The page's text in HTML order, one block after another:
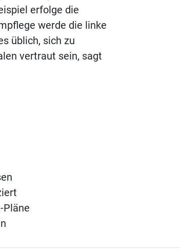
erfolge die
werde die linke
üblich, sich zu
vertraut sein, sagt
Pläne